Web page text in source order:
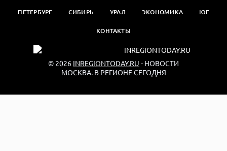
ПЕТЕРБУРГ СИБИРЬ УРАЛ ЭКОНОМИКА ЮГ
КОНТАКТЫ
© 2026 INREGIONTODAY.RU - НОВОСТИ
МОСКВА. В РЕГИОНЕ СЕГОДНЯ